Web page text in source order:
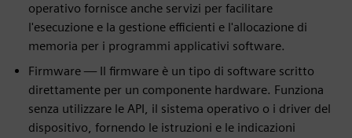
operativo fornisce anche servizi per facilitare
l'esecuzione e la gestione efficienti e l'allocazione di
memoria per i programmi applicativi software.
Firmware — Il firmware è un tipo di software scritto
direttamente per un componente hardware. Funziona
senza utilizzare le API, il sistema operativo o i driver del
dispositivo, fornendo le istruzioni e le indicazioni